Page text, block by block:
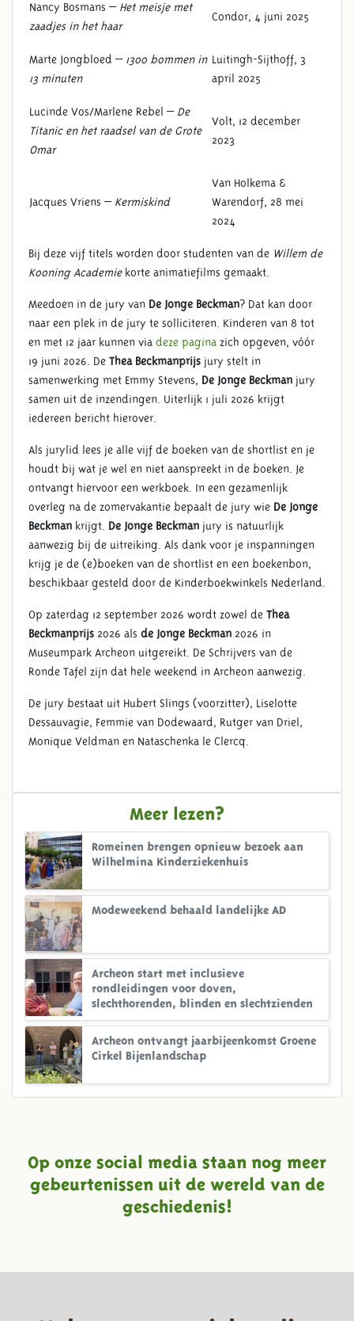
Nancy Bosmans – Het meisje met
zaadjes in het haar
Condor, 4 juni 2025
Marte Jongbloed – 1300 bommen in
13 minuten
Luitingh-Sijthoff, 3
april 2025
Lucinde Vos/Marlene Rebel – De
Titanic en het raadsel van de Grote
Omar
Volt, 12 december
2023
Jacques Vriens – Kermiskind
Van Holkema &
Warendorf, 28 mei
2024
Bij deze vijf titels worden door studenten van de Willem de
Kooning Academiekorte animatiefilms gemaakt.
Meedoen in de jury van De Jonge Beckman? Dat kan door
naar een plek in de jury te solliciteren. Kinderen van 8 tot
en met 12 jaar kunnen via deze pagina zich opgeven, vóór
19 juni 2026. De Thea Beckmanprijs jury stelt in
samenwerking met Emmy Stevens, De Jonge Beckman jury
samen uit de inzendingen. Uiterlijk 1 juli 2026 krijgt
iedereen bericht hierover.
Als jurylid lees je alle vijf de boeken van de shortlist en je
houdt bij wat je wel en niet aanspreekt in de boeken. Je
ontvangt hiervoor een werkboek. In een gezamenlijk
overleg na de zomervakantie bepaalt de jury wie De Jonge
Beckman krijgt. De Jonge Beckman jury is natuurlijk
aanwezig bij de uitreiking. Als dank voor je inspanningen
krijg je de (e)boeken van de shortlist en een boekenbon,
beschikbaar gesteld door de Kinderboekwinkels Nederland.
Op zaterdag 12 september 2026 wordt zowel de Thea
Beckmanprijs 2026 als de Jonge Beckman 2026 in
Museumpark Archeon uitgereikt. De Schrijvers van de
Ronde Tafel zijn dat hele weekend in Archeon aanwezig.
De jury bestaat uit Hubert Slings (voorzitter), Liselotte
Dessauvagie, Femmie van Dodewaard, Rutger van Driel,
Monique Veldman en Nataschenka le Clercq.
Meer lezen?
Romeinen brengen opnieuw bezoek aan
Wilhelmina Kinderziekenhuis
Modeweekend behaald landelijke AD
Archeon start met inclusieve
rondleidingen voor doven,
slechthorenden, blinden en slechtzienden
Archeon ontvangt jaarbijeenkomst Groene
Cirkel Bijenlandschap
Op onze social media staan nog meer
gebeurtenissen uit de wereld van de
geschiedenis!